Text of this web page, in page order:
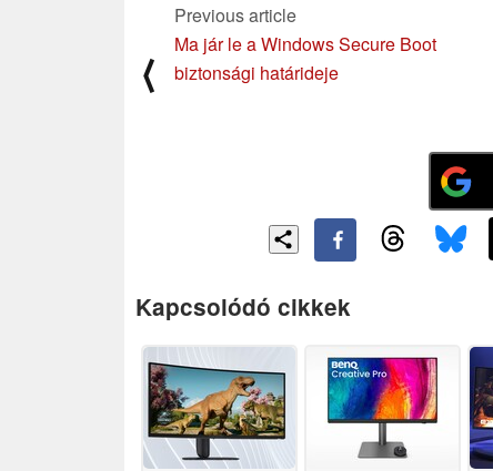
⟨
Previous article
Ma jár le a Windows Secure Boot
biztonsági határideje
Kapcsolódó cikkek